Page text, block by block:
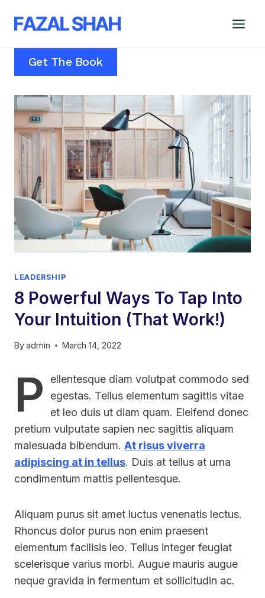
Get The Book
LEADERSHIP
8 Powerful Ways To Tap Into
Your Intuition (That Work!)
Byadmin March 14, 2022
P
ellentesque diam volutpat commodo sed
egestas. Tellus elementum sagittis vitae
et leo duis ut diam quam. Eleifend donec
pretium vulputate sapien nec sagittis aliquam
malesuada bibendum. At risus viverra
adipiscing at in tellus. Duis at tellus at urna
condimentum mattis pellentesque.
Aliquam purus sit amet luctus venenatis lectus.
Rhoncus dolor purus non enim praesent
elementum facilisis leo. Tellus integer feugiat
scelerisque varius morbi. Augue mauris augue
neque gravida in fermentum et sollicitudin ac.